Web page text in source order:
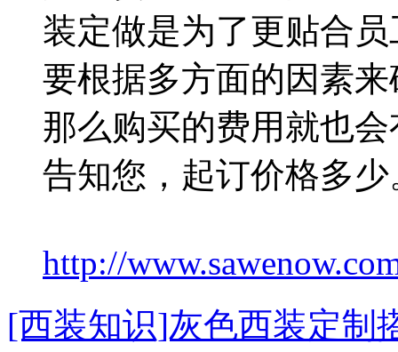
装定做是为了更贴合
要根据多方面的因素
那么购买的费用就也
告知您，起订价格多少
http://
[西装知识]灰色西装定制